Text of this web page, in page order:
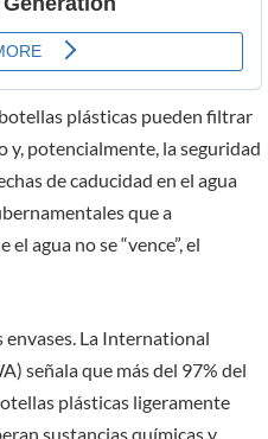
plásticas pueden filtrar
y, potencialmente, la seguridad
de caducidad en el agua
que a
agua no se “vence”, el
La International
señala que más del 97% del
plásticas ligeramente
sustancias químicas y